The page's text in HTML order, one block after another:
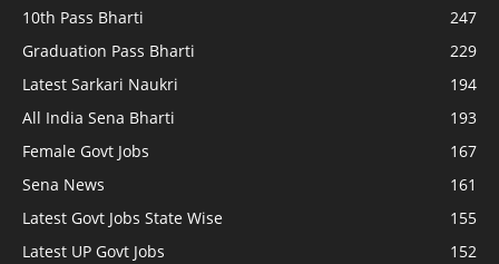
10th Pass Bharti
247
Graduation Pass Bharti
229
Latest Sarkari Naukri
194
All India Sena Bharti
193
Female Govt Jobs
167
Sena News
161
Latest Govt Jobs State Wise
155
Latest UP Govt Jobs
152